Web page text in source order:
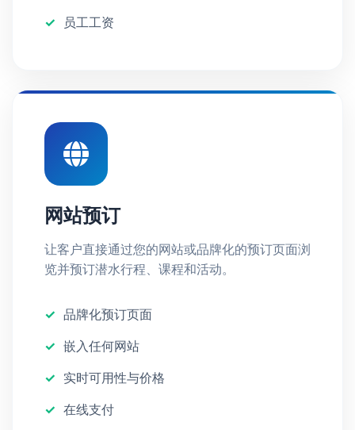
员工工资
网站预订
让客户直接通过您的网站或品牌化的预订页面浏
览并预订潜水行程、课程和活动。
品牌化预订页面
嵌入任何网站
实时可用性与价格
在线支付